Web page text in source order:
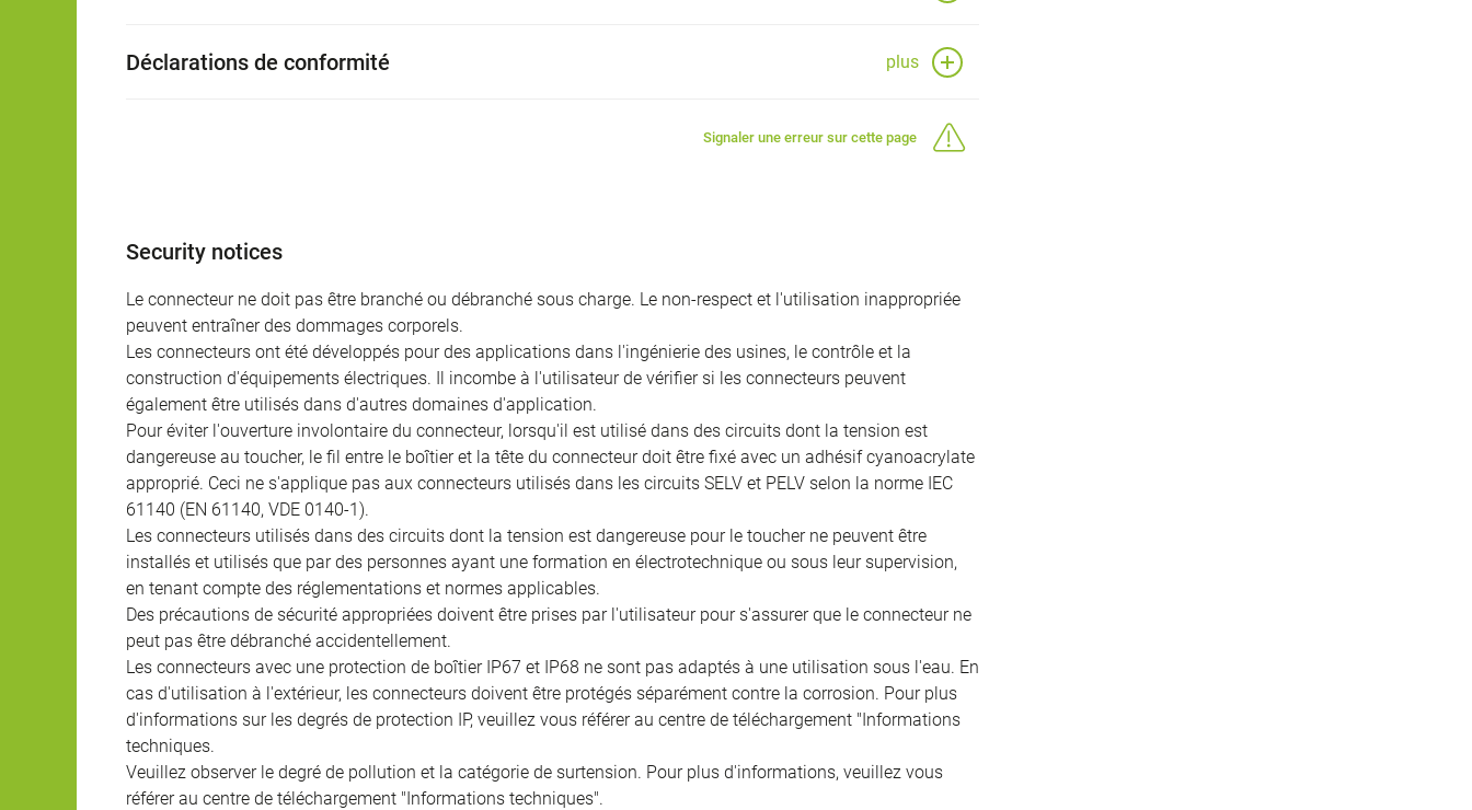
Déclarations de conformité plus
Signaler une erreur sur cette page
Security notices
Le connecteur ne doit pas être branché ou débranché sous charge. Le non-respect et l'utilisation inappropriée
peuvent entraîner des dommages corporels.
Les connecteurs ont été développés pour des applications dans l'ingénierie des usines, le contrôle et la
construction d'équipements électriques. Il incombe à l'utilisateur de vérifier si les connecteurs peuvent
également être utilisés dans d'autres domaines d'application.
Pour éviter l'ouverture involontaire du connecteur, lorsqu'il est utilisé dans des circuits dont la tension est
dangereuse au toucher, le fil entre le boîtier et la tête du connecteur doit être fixé avec un adhésif cyanoacrylate
approprié. Ceci ne s'applique pas aux connecteurs utilisés dans les circuits SELV et PELV selon la norme IEC
61140 (EN 61140, VDE 0140-1).
Les connecteurs utilisés dans des circuits dont la tension est dangereuse pour le toucher ne peuvent être
installés et utilisés que par des personnes ayant une formation en électrotechnique ou sous leur supervision,
en tenant compte des réglementations et normes applicables.
Des précautions de sécurité appropriées doivent être prises par l'utilisateur pour s'assurer que le connecteur ne
peut pas être débranché accidentellement.
Les connecteurs avec une protection de boîtier IP67 et IP68 ne sont pas adaptés à une utilisation sous l'eau. En
cas d'utilisation à l'extérieur, les connecteurs doivent être protégés séparément contre la corrosion. Pour plus
d'informations sur les degrés de protection IP, veuillez vous référer au centre de téléchargement "Informations
techniques.
Veuillez observer le degré de pollution et la catégorie de surtension. Pour plus d'informations, veuillez vous
référer au centre de téléchargement "Informations techniques".